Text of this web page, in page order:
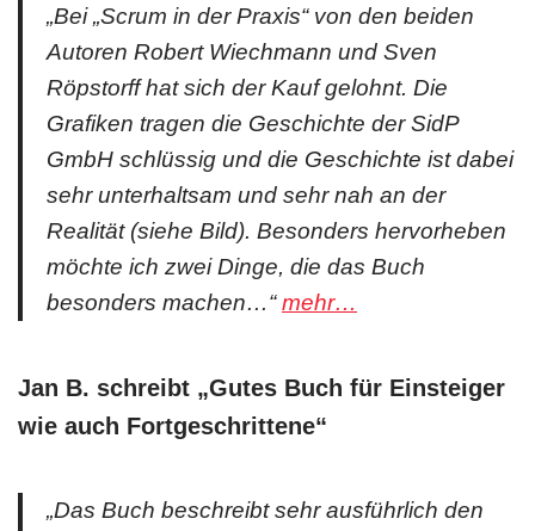
„Bei „Scrum in der Praxis“ von den beiden
Autoren Robert Wiechmann und Sven
Röpstorff hat sich der Kauf gelohnt. Die
Grafiken tragen die Geschichte der SidP
GmbH schlüssig und die Geschichte ist dabei
sehr unterhaltsam und sehr nah an der
Realität (siehe Bild). Besonders hervorheben
möchte ich zwei Dinge, die das Buch
besonders machen…“mehr…
Jan B. schreibt „Gutes Buch für Einsteiger
wie auch Fortgeschrittene“
„Das Buch beschreibt sehr ausführlich den